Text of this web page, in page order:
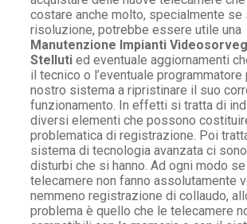
costare anche molto, specialmente se
risoluzione, potrebbe essere utile una
Manutenzione Impianti
Stelluti ed eventuale aggiornamenti
il tecnico o l’eventuale programmatore
nostro sistema a ripristinare il suo
funzionamento. In effetti si tratta di
diversi elementi che possono
problematica di registrazione. Poi
sistema di tecnologia avanzata ci
disturbi che si hanno. Ad ogni modo
telecamere non fanno assolutamente
nemmeno registrazione di collaudo,
problema è quello che le telecamere